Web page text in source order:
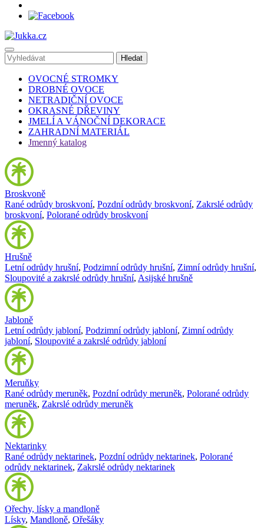
OVOCNÉ STROMKY
DROBNÉ OVOCE
NETRADIČNÍ OVOCE
OKRASNÉ DŘEVINY
JMELÍ A VÁNOČNÍ DEKORACE
ZAHRADNÍ MATERIÁL
Jmenný katalog
Broskvoně
Rané odrůdy broskvoní, Pozdní odrůdy broskvoní, Zakrslé odrůdy
broskvoní, Polorané odrůdy broskvoní
Hrušně
Letní odrůdy hrušní, Podzimní odrůdy hrušní, Zimní odrůdy hrušní,
Sloupovité a zakrslé odrůdy hrušní, Asijské hrušně
Jabloně
Letní odrůdy jabloní, Podzimní odrůdy jabloní, Zimní odrůdy
jabloní, Sloupovité a zakrslé odrůdy jabloní
Meruňky
Rané odrůdy meruněk, Pozdní odrůdy meruněk, Polorané odrůdy
meruněk, Zakrslé odrůdy meruněk
Nektarinky
Rané odrůdy nektarinek, Pozdní odrůdy nektarinek, Polorané
odrůdy nektarinek, Zakrslé odrůdy nektarinek
Ořechy, lísky a mandloně
Lísky, Mandloně, Ořešáky